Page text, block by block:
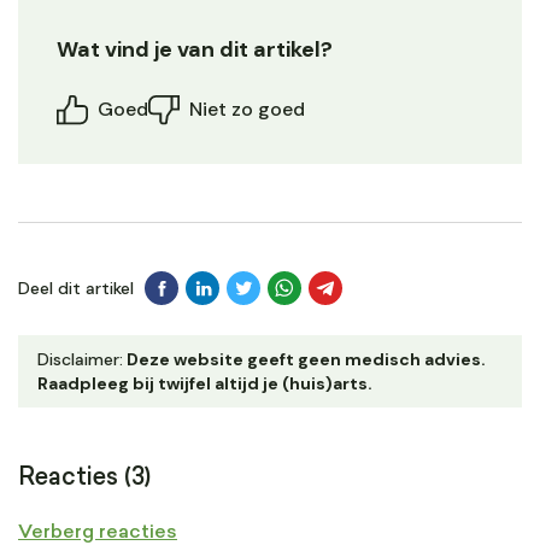
Wat vind je van dit artikel?
Goed Niet zo goed
Deel dit artikel
Disclaimer: Deze website geeft geen medisch advies.
Raadpleeg bij twijfel altijd je (huis)arts.
Reacties (3)
Verberg reacties